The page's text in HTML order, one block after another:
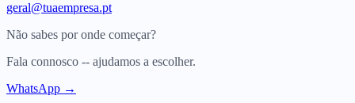
geral@tuaempresa.pt
Não sabes por onde começar?
Fala connosco -- ajudamos a escolher.
WhatsApp →